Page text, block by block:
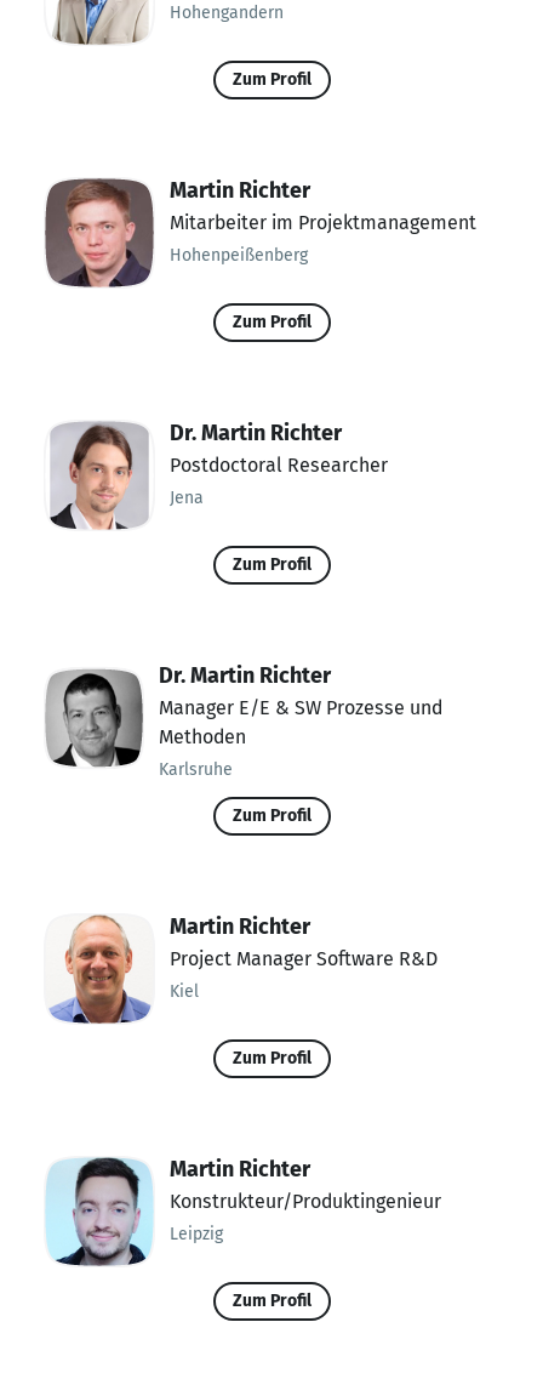
Hohengandern
Zum Profil
Martin Richter
Mitarbeiter im Projektmanagement
Hohenpeißenberg
Zum Profil
Dr. Martin Richter
Postdoctoral Researcher
Jena
Zum Profil
Dr. Martin Richter
Manager E/E & SW Prozesse und
Methoden
Karlsruhe
Zum Profil
Martin Richter
Project Manager Software R&D
Kiel
Zum Profil
Martin Richter
Konstrukteur/Produktingenieur
Leipzig
Zum Profil